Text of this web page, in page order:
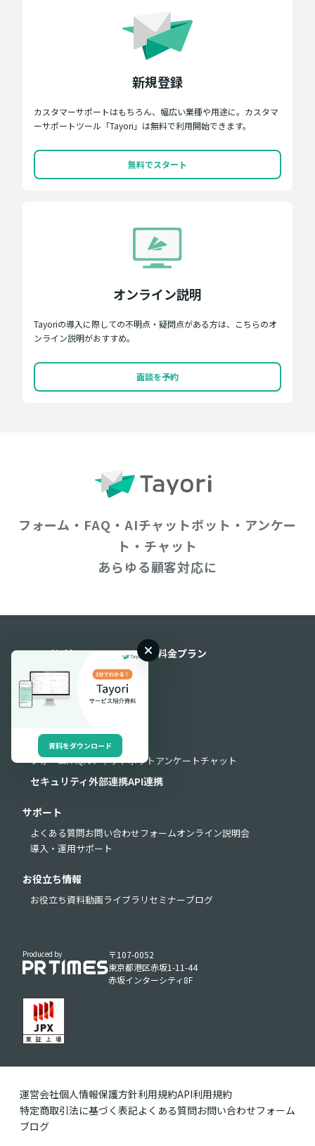
新規登録
カスタマーサポートはもちろん、幅広い業種や用途に。カスタマ
ーサポートツール「Tayori」は無料で利用開始できます。
無料でスタート
オンライン説明
Tayoriの導入に際しての不明点・疑問点がある方は、こちらのオ
ンライン説明がおすすめ。
面談を予約
フォーム・FAQ・AIチャットボット・アンケー
ト・チャット
あらゆる顧客対応に
Tayoriとは 料金プラン
導入事例
機能一覧
フォームFAQAIチャットボットアンケートチャット
セキュリティ外部連携API連携
サポート
よくある質問お問い合わせフォームオンライン説明会
導入・運用サポート
お役立ち情報
お役立ち資料動画ライブラリ セミナーブログ
Produced by
〒107-0052
東京都港区赤坂1-11-44
赤坂インターシティ8F
運営会社個人情報保護方針利用規約API利用規約
特定商取引法に基づく表記よくある質問お問い合わせフォーム
ブログ
資料をダウンロード